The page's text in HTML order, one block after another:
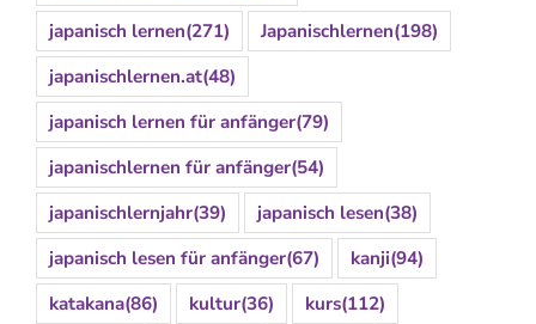
japanisch lernen(271) Japanischlernen(198)
japanischlernen.at(48)
japanisch lernen für anfänger(79)
japanischlernen für anfänger(54)
japanischlernjahr(39) japanisch lesen(38)
japanisch lesen für anfänger(67) kanji(94)
katakana(86) kultur(36) kurs(112)